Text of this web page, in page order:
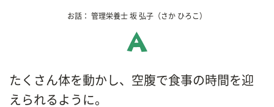
お話： 管理栄養士 坂 弘子 （さか ひろこ）
たくさん体を動かし、空腹で食事の時間を迎
えられるように。